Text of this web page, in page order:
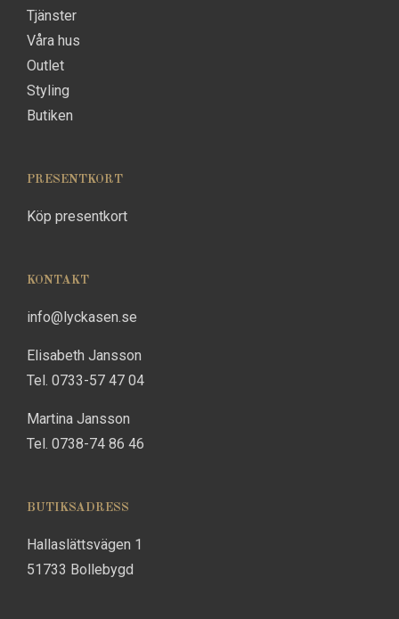
Tjänster
Våra hus
Outlet
Styling
Butiken
PRESENTKORT
Köp presentkort
KONTAKT
info@lyckasen.se
Elisabeth Jansson
Tel. 0733-57 47 04
Martina Jansson
Tel. 0738-74 86 46
BUTIKSADRESS
Hallaslättsvägen 1
51733 Bollebygd